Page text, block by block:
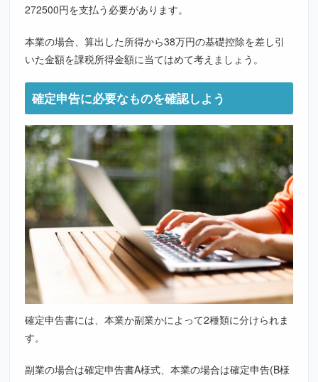
272500円を支払う必要があります。
本業の場合、算出した所得から38万円の基礎控除を差し引
いた金額を課税所得金額に当てはめて考えましょう。
確定申告に必要なものを確認しよう
確定申告書には、本業か副業かによって2種類に分けられま
す。
副業の場合は確定申告書A様式、本業の場合は確定申告(B様